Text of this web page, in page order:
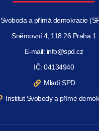
Svoboda a přímá demokracie
Sněmovní 4, 118 26 Praha 1
E-mail: info@spd.cz
IČ: 04134940
Mladí SPD
Institut Svobody a přímé